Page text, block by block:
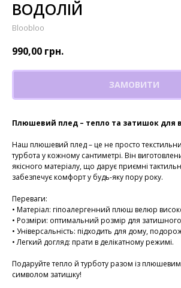
ВОДОЛІЙ
Bloobloo
990,00 грн.
ЗАМОВИТИ
Плюшевий плед – тепло та затишок для
Наш плюшевий плед – це не просто
турбота у кожному сантиметрі. Він
якісного матеріалу, що дарує приємні
забезпечує комфорт у будь-яку пору року.
Переваги:
• Матеріал: гіпоалергенний плюш велюр
• Розміри: оптимальний розмір для
• Універсальність: підходить для дому,
• Легкий догляд: прати в делікатному режимі.
Подаруйте тепло й турботу разом із
символом затишку!